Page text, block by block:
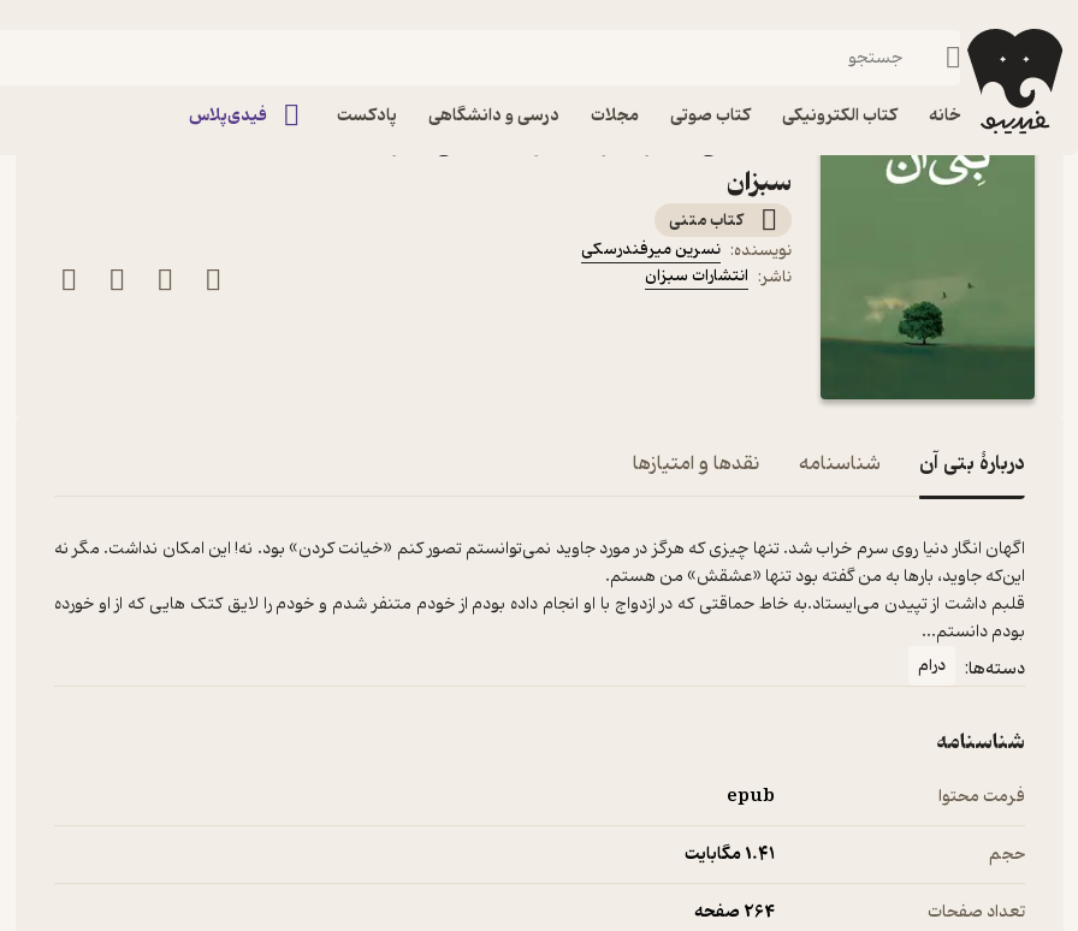
خانه کتاب الکترونیکی کتاب صوتی مجلات درسی و دانشگاهی پادکست فیدی‌پلاس
فیدیبو کتاب الکترونیکی
سبزان
کتاب متنی
نویسنده: نسرین میرفندرسکی
ناشر: انتشارات سبزان
دربارۀ بتی آن شناسنامه نقدها و امتیازها
اگهان انگار دنیا روی سرم خراب شد. تنها چیزی که هرگز در مورد جاوید نمی‌توانستم تصور کنم «خیانت کردن» بود. نه! این امکان نداشت. مگر نه
قلبم داشت از تپیدن می‌ایستاد.به خاط حماقتی که در ازدواج با او انجام داده بودم از خودم متنفر شدم و خودم را لایق کتک هایی که از او خورده
بودم دانستم...
دسته‌ها: درام
شناسنامه
فرمت محتوا epub
حجم 1.۴۱ مگابایت
تعداد صفحات 264 صفحه